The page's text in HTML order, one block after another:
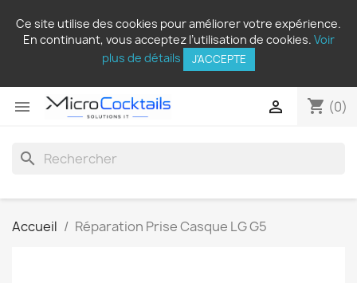
Ce site utilise des cookies pour améliorer votre expérience.
En continuant, vous acceptez l’utilisation de cookies. Voir
plus de détails
J'ACCEPTE
 shopping_cart (0)

search
Accueil Réparation Prise Casque LG G5